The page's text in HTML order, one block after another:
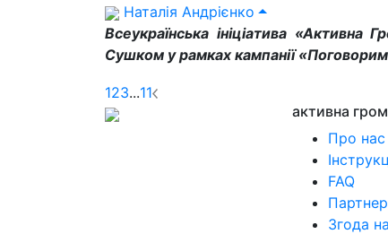
Наталія Андрієнко
Всеукраїнська ініціатива «Активна
Сушком у рамках кампанії
123...11
активна
Про нас
FAQ
Згода на